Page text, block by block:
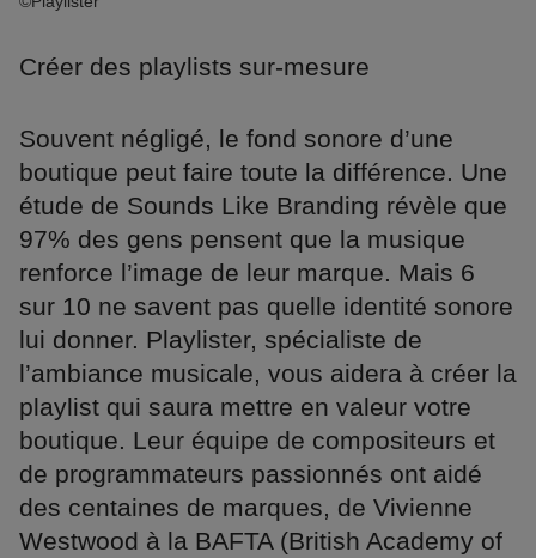
Créer des playlists sur-mesure
Souvent négligé, le fond sonore d’une
boutique peut faire toute la différence. Une
étude de Sounds Like Branding révèle que
97% des gens pensent que la musique
renforce l’image de leur marque. Mais 6
sur 10 ne savent pas quelle identité sonore
lui donner. Playlister, spécialiste de
l’ambiance musicale, vous aidera à créer la
playlist qui saura mettre en valeur votre
boutique. Leur équipe de compositeurs et
de programmateurs passionnés ont aidé
des centaines de marques, de Vivienne
Westwood à la BAFTA (British Academy of